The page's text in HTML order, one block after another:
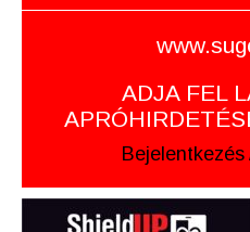
ADJA FEL
Bejelentkezés